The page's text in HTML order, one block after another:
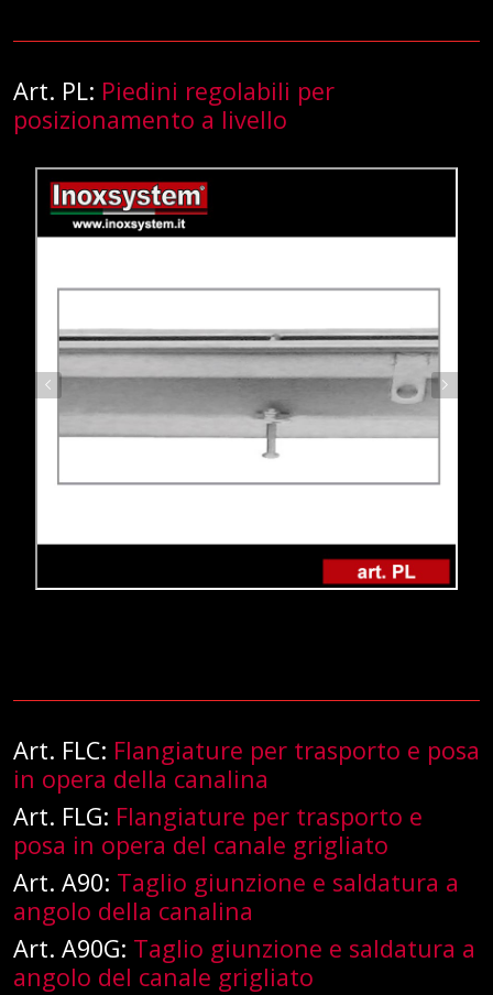
Art. PL: Piedini regolabili per
posizionamento a livello
Art. FLC: Flangiature per trasporto e posa
in opera della canalina
Art. FLG: Flangiature per trasporto e
posa in opera del canale grigliato
Art. A90: Taglio giunzione e saldatura a
angolo della canalina
Art. A90G: Taglio giunzione e saldatura a
angolo del canale grigliato